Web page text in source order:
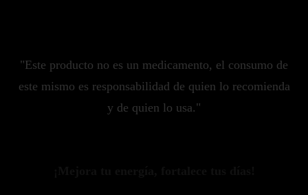
"Este producto no es un medicamento, el consumo de
este mismo es responsabilidad de quien lo recomienda
y de quien lo usa."